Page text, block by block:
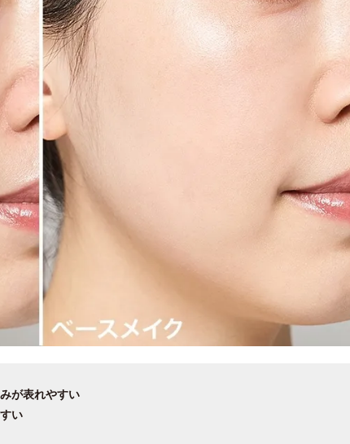
が表れやすい
い